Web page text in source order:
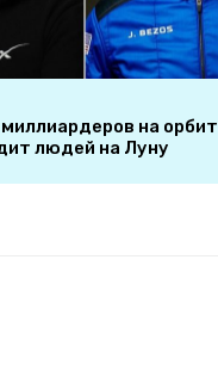
на
людей на Луну